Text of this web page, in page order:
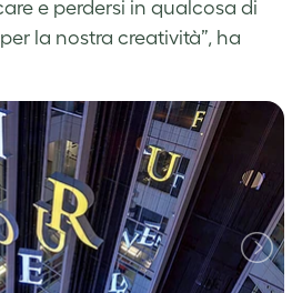
e perdersi in qualcosa di
la nostra creatività”, ha